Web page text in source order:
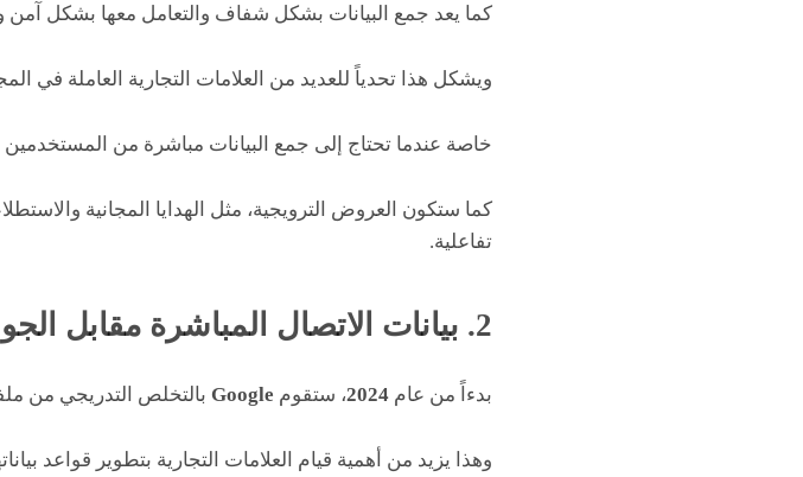
كما يعد جمع البيانات بشكل شفاف والتعامل معها بشكل آمن
ويشكل هذا تحدياً للعديد من العلامات التجارية العاملة في
خاصة عندما تحتاج إلى جمع البيانات مباشرة من المستخدمين
كما ستكون العروض الترويجية، مثل الهدايا المجانية
تفاعلية.
2. بيانات الاتصال المباشرة مقابل الجوائز
بدءاً من عام 2024، ستقوم Google بالتخلص التدريجي من
وهذا يزيد من أهمية قيام العلامات التجارية بتطوير قواعد